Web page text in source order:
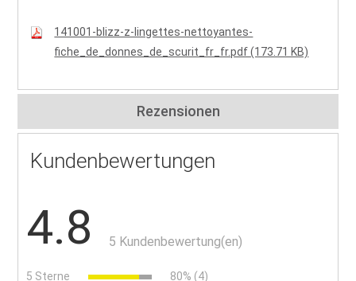
141001-blizz-z-lingettes-nettoyantes-
fiche_de_donnes_de_scurit_fr_fr.pdf (173.71 KB)
Rezensionen
Kundenbewertungen
4.8 5 Kundenbewertung(en)
5 Sterne 80% (4)